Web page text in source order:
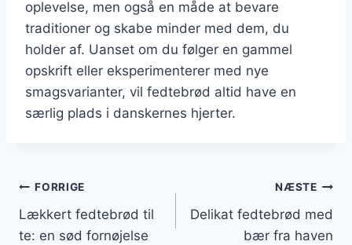
oplevelse, men også en måde at bevare
traditioner og skabe minder med dem, du
holder af. Uanset om du følger en gammel
opskrift eller eksperimenterer med nye
smagsvarianter, vil fedtebrød altid have en
særlig plads i danskernes hjerter.
Indlægsnavigation
FORRIGE
Lækkert fedtebrød til
te: en sød fornøjelse
NÆSTE
Delikat fedtebrød med
bær fra haven